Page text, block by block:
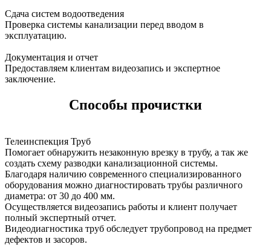
Сдача систем водоотведения
Проверка системы канализации перед вводом в
эксплуатацию.
Документация и отчет
Предоставляем клиентам видеозапись и экспертное
заключение.
Способы прочистки
Телеинспекция Труб
Помогает обнаружить незаконную врезку в трубу, а так же
создать схему разводки канализационной системы.
Благодаря наличию современного специализированного
оборудования можно диагностировать трубы различного
диаметра: от 30 до 400 мм.
Осуществляется видеозапись работы и клиент получает
полный экспертный отчет.
Видеодиагностика труб обследует трубопровод на предмет
дефектов и засоров.